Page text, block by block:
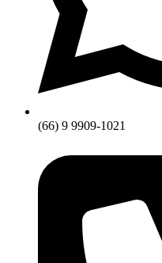
(66) 9 9909-1021